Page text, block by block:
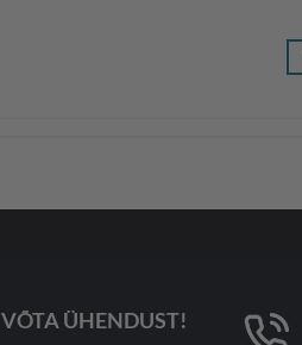
VÕTA ÜHENDUST!